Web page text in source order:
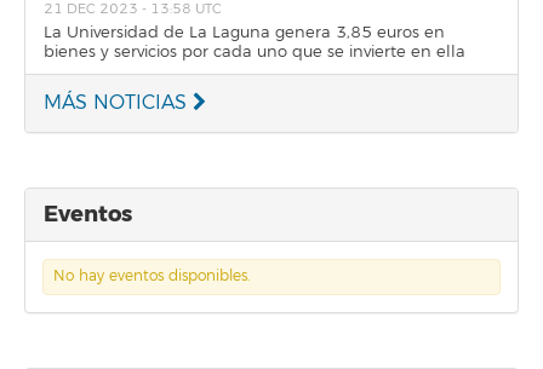
21 DEC 2023 - 13:58 UTC
La Universidad de La Laguna genera 3,85 euros en
bienes y servicios por cada uno que se invierte en ella
MÁS NOTICIAS
Eventos
No hay eventos disponibles.